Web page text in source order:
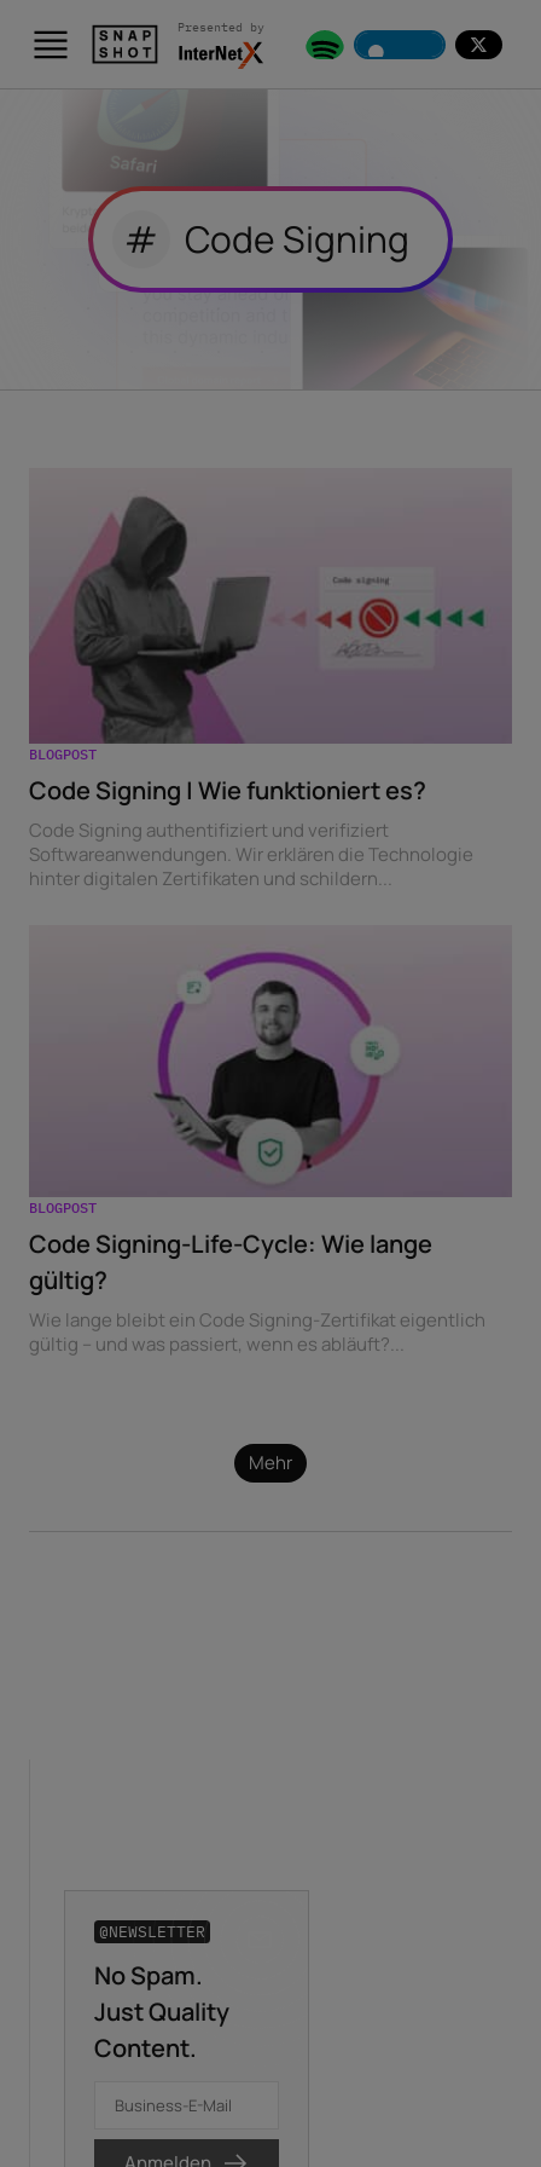
Presented by
# Code Signing
BLOGPOST
Code Signing | Wie funktioniert es?
Code Signing authentifiziert und verifiziert
Softwareanwendungen. Wir erklären die Technologie
hinter digitalen Zertifikaten und schildern...
BLOGPOST
Code Signing-Life-Cycle: Wie lange
gültig?
Wie lange bleibt ein Code Signing-Zertifikat eigentlich
gültig – und was passiert, wenn es abläuft?...
Mehr
@NEWSLETTER
No Spam.
Just Quality
Content.
Business-E-Mail
Nachname*